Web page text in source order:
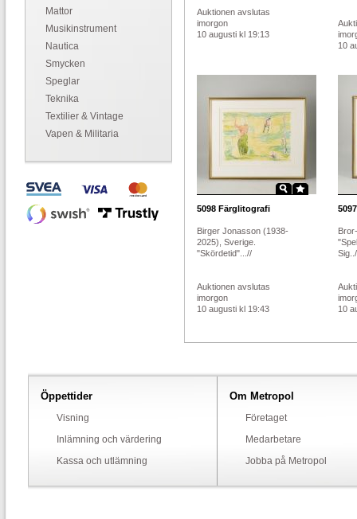
Mattor
Musikinstrument
Nautica
Smycken
Speglar
Teknika
Textilier & Vintage
Vapen & Militaria
Auktionen avslutas
imorgon
10 augusti kl 19:13
10
5098 Färglitografi
Birger Jonasson (1938-
2025), Sverige.
"Skördetid"...//
Auktionen avslutas
imorgon
10 augusti kl 19:43
5097
10
Öppettider
Visning
Inlämning och värdering
Kassa och utlämning
Om Metropol
Företaget
Medarbetare
Jobba på Metropol